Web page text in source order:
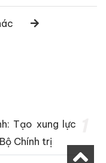
Tạo xung lực
Chính trị